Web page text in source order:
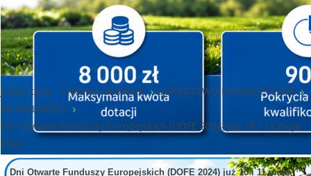
Jesteś tutaj: STRONA GŁÓWNA
DORADZTWO ENERGETYCZNE
AKTUALNOŚCI
Dni Otwarte Funduszy Europejskich (DOFE 2024) już 10 i 11 maja
2024
Dni Otwarte Funduszy Europejskich (DOFE 2024) już 10 i 11 maja